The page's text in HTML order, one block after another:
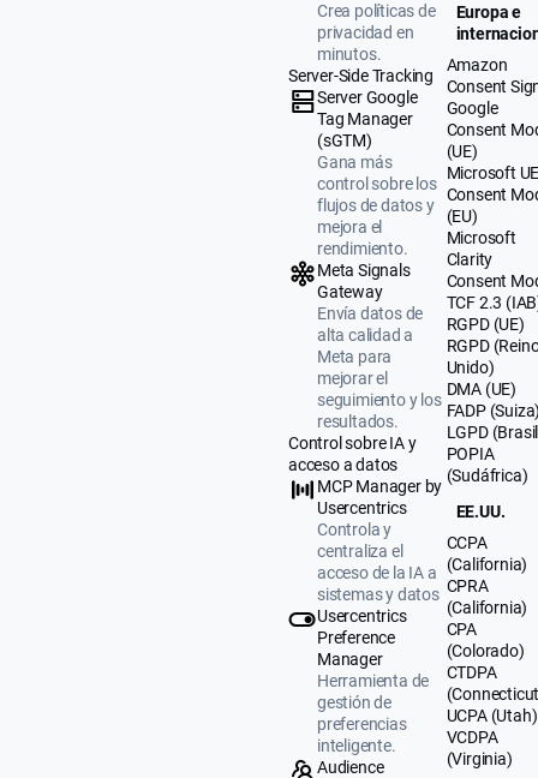
Crea políticas de
privacidad en
minutos.
Server-Side Tracking
Server Google
Tag Manager
(sGTM)
Gana más
control sobre los
flujos de datos y
mejora el
rendimiento.
Meta Signals
Gateway
Envía datos de
alta calidad a
Meta para
mejorar el
seguimiento y los
resultados.
Control sobre IA y
acceso a datos
MCP Manager by
Usercentrics
Controla y
centraliza el
acceso de la IA a
sistemas y datos
Usercentrics
Preference
Manager
Herramienta de
gestión de
preferencias
inteligente.
Audience
Europa e
Amazon
Consent
Google
Consent
(UE)
Microsoft
Consent
(EU)
Microsoft
Clarity
Consent
TCF 2.3
RGPD (UE)
RGPD
Unido)
DMA (UE)
FADP
LGPD
POPIA
(Sudáfrica)
EE.UU.
CCPA
(California)
CPRA
(California)
CPA
(Colorado)
CTDPA
UCPA (Utah)
VCDPA
(Virginia)